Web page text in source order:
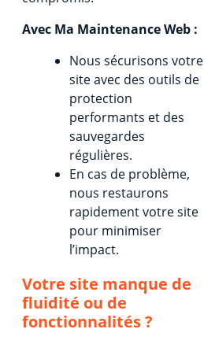
Avec Ma Maintenance Web :
Nous sécurisons votre
site avec des outils de
protection
performants et des
sauvegardes
régulières.
En cas de problème,
nous restaurons
rapidement votre site
pour minimiser
l’impact.
Votre site manque de
fluidité ou de
fonctionnalités ?